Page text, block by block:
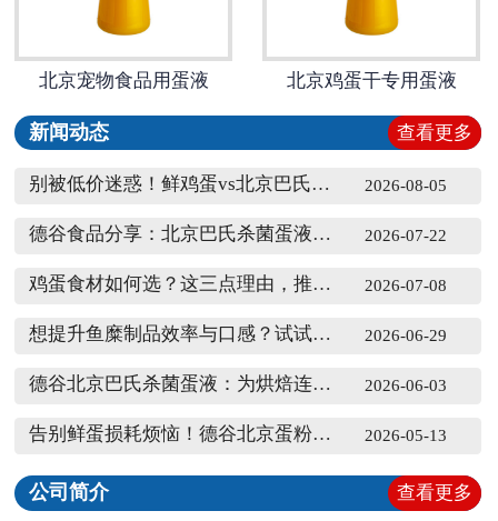
北京宠物食品用蛋液 北京鸡蛋干专用蛋液
新闻动态 查看更多
2026-08-05
别被低价迷惑！鲜鸡蛋vs北京巴氏杀菌蛋液，哪种更省钱？
2026-07-22
德谷食品分享：北京巴氏杀菌蛋液与鲜鸡蛋，食品生产该如何选？
2026-07-08
鸡蛋食材如何选？这三点理由，推荐食品工厂使用德谷北京巴氏杀菌蛋液
2026-06-29
想提升鱼糜制品效率与口感？试试德谷北京巴氏杀菌蛋液
2026-06-03
德谷北京巴氏杀菌蛋液：为烘焙连锁提供稳定安全便捷解决方案
2026-05-13
告别鲜蛋损耗烦恼！德谷北京蛋粉覆盖多场景，规模化生产选它更省心
公司简介 查看更多